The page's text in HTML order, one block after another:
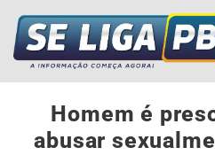
Homem é
abusar